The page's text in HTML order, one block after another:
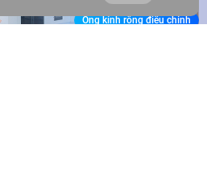
Ống kính rộng điều chỉnh